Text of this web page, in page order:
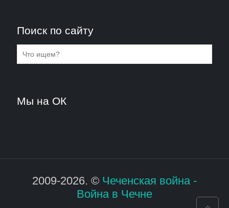
Поиск по сайту
Мы на ОК
2009-2026. © Чеченская война -
Война в Чечне